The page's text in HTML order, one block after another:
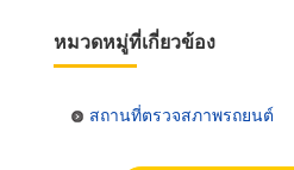
หมวดหมู่ที่เกี่ยวข้อง
สถานที่ตรวจสภาพรถยนต์